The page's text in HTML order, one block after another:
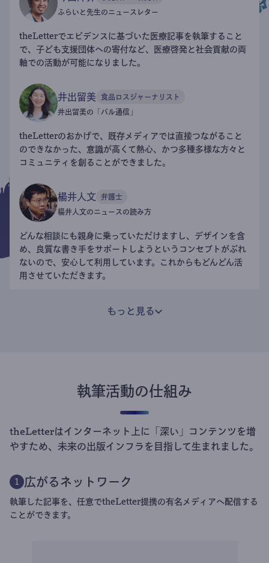
ふらいと先生のニュースレター
theLetterでエビデンスに基づいた医療記事を執筆すること
で、子ども支援団体への寄付など、医療啓発と社会貢献の両
軸での活動が可能になりました。
井出留美 食品ロスジャーナリスト
井出留美の「パル通信」
theLetterのおかげで、既存メディアでは直接つながること
のできなかった、意識が高くて熱心、かつ多種多様な方々と
コミュニティを創ることができました。
楊井人文 弁護士
楊井人文のニュースの読み方
どんな相談にも親身に乗っていただけますし、デザインを含
め、良質な書き手をサポートしようというコンセプトがぶれ
ないので、安心して利用しています。これからもどんどん活
用させていただきます。
もっと見る
執筆活動の仕組み
theLetterはインターネット上に「深い」コンテンツを増
やすため、未来の出版インフラを目指して生まれました。
1 広がるネットワーク
執筆した記事を、任意でtheLetter提携の有名メディアへ配信する
ことができます。